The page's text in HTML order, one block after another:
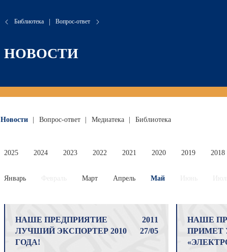
Библиотека Вопрос-ответ
НОВОСТИ
Новости Вопрос-ответ Медиатека Библиотека
2025 2024 2023 2022 2021 2020 2019 2018
Январь
Март Апрель Май
НАШЕ ПРЕДПРИЯТИЕ
ЛУЧШИЙ ЭКСПОРТЕР 2010
ГОДА!
2011
27/05
НАШЕ
ПРИМЕТ